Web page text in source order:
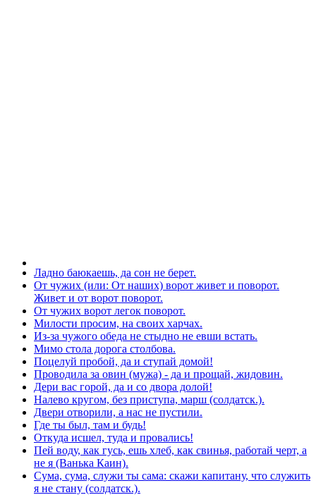
Ладно баюкаешь, да сон не берет.
От чужих (или: От наших) ворот живет и поворот.
Живет и от ворот поворот.
От чужих ворот легок поворот.
Милости просим, на своих харчах.
Из-за чужого обеда не стыдно не евши встать.
Мимо стола дорога столбова.
Поцелуй пробой, да и ступай домой!
Проводила за овин (мужа) - да и прощай, жидовин.
Дери вас горой, да и со двора долой!
Налево кругом, без приступа, марш (солдатск.).
Двери отворили, а нас не пустили.
Где ты был, там и будь!
Откуда исшел, туда и провались!
Пей воду, как гусь, ешь хлеб, как свинья, работай черт, а
не я (Ванька Каин).
Сума, сума, служи ты сама: скажи капитану, что служить
я не стану (солдатск.).